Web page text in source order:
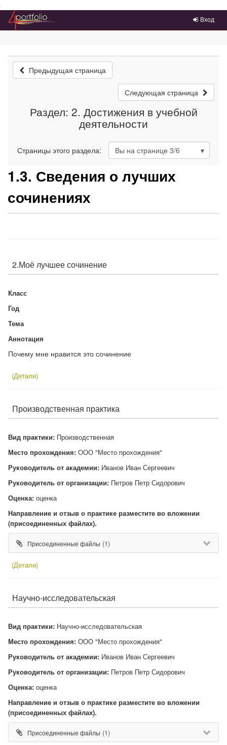
Преейти на главное меню
Вход
Предыдущая страница
Следующая страница
Раздел: 2. Достижения в учебной
деятельности
Страницы этого раздела: Вы на странице 3/6
1.3. Сведения о лучших
сочинениях
2.Моё лучшее сочинение
Класс
Год
Тема
Аннотация
Почему мне нравится это сочинение
(Детали)
Производственная практика
Вид практики: Производственная
Место прохождения: ООО "Место прохождения"
Руководитель от академии: Иванов Иван Сергеевич
Руководитель от организации: Петров Петр Сидорович
Оценка: оценка
Направление и отзыв о практике разместите во вложении
(присоединенных файлах).
Присоединенные файлы (1)
(Детали)
Научно-исследовательская
Вид практики: Научно-исследовательская
Место прохождения: ООО "Место прохождения"
Руководитель от академии: Иванов Иван Сергеевич
Руководитель от организации: Петров Петр Сидорович
Оценка: оценка
Направление и отзыв о практике разместите во вложении
(присоединенных файлах).
Присоединенные файлы (1)